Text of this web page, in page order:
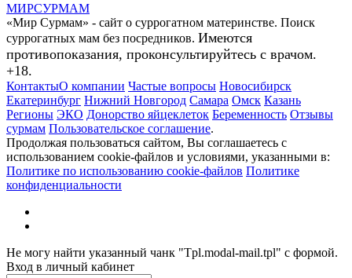
МИРСУРМАМ
«Мир Сурмам» - сайт о суррогатном материнстве. Поиск
суррогатных мам без посредников. Имеются
противопоказания, проконсультируйтесь с врачом.
+18.
КонтактыО компании Частые вопросы Новосибирск
Екатеринбург Нижний Новгород Самара Омск Казань
Регионы ЭКО Донорство яйцеклеток Беременность Отзывы
сурмам Пользовательское соглашение.
Продолжая пользоваться сайтом, Вы соглашаетесь с
использованием cookie-файлов и условиями, указанными в:
Политике по использованию cookie-файлов Политике
конфиденциальности
Не могу найти указанный чанк "Tpl.modal-mail.tpl" с формой.
Вход в личный кабинет